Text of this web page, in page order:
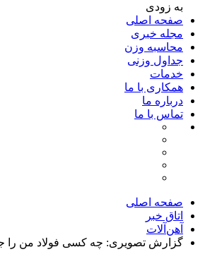
به زودی
صفحه اصلی
مجله خبری
محاسبه وزن
جداول وزنی
خدمات
همکاری با ما
درباره ما
تماس با ما
صفحه اصلی
اتاق خبر
آهن‌آلات
گزارش تصویری: چه کسی فولاد من را